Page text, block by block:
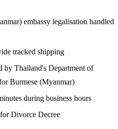
embassy legalisation handled
tracked shipping
by Thailand's Department of
Burmese (Myanmar)
during business hours
Divorce Decree